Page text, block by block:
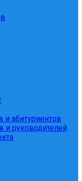
и абитуриентов
и руководителей